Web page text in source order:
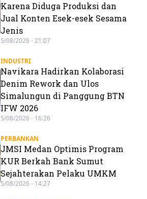
Karena Diduga Produksi dan
Jual Konten Esek-esek Sesama
Jenis
5/08/2026 - 21:07
INDUSTRI
Navikara Hadirkan Kolaborasi
Denim Rework dan Ulos
Simalungun di Panggung BTN
IFW 2026
5/08/2026 - 16:26
PERBANKAN
JMSI Medan Optimis Program
KUR Berkah Bank Sumut
Sejahterakan Pelaku UMKM
5/08/2026 - 14:27